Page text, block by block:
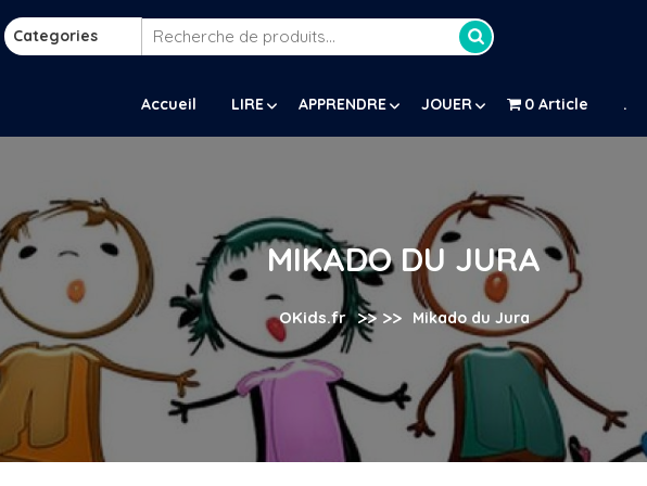
Categories
Recherche
Accueil LIRE APPRENDRE JOUER 0 Article .
MIKADO DU JURA
OKids.fr >> >> Mikado du Jura